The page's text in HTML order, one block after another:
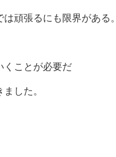
頑張るにも限界がある。
くことが必要だ
した。